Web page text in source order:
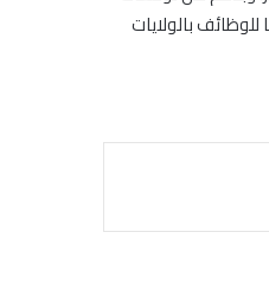
للوظائف بالولايات